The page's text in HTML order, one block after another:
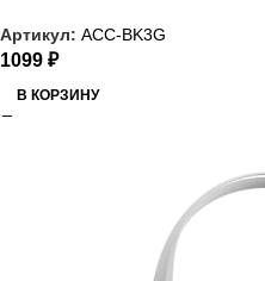
Артикул: ACC-BK3G
1099 ₽
В КОРЗИНУ